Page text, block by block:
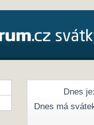
Dnes je:
Dnes má